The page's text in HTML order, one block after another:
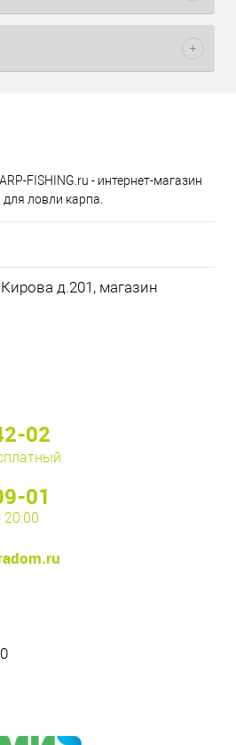
FISHING.ru - интернет-магазин
ловли карпа.
д.201, магазин
02
01
20:00